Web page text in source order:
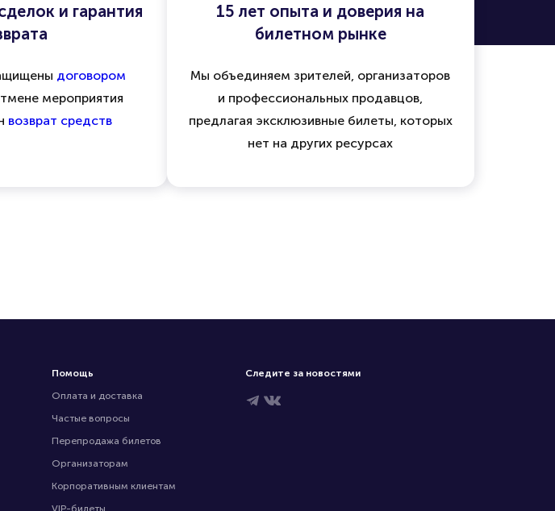
и гарантия
договором
мероприятия
возврат средств
15 лет опыта и доверия на
билетном рынке
Мы объединяем зрителей, организаторов
и профессиональных продавцов,
предлагая эксклюзивные билеты, которых
нет на других ресурсах
Помощь
Оплата и доставка
Частые вопросы
Перепродажа билетов
Организаторам
Корпоративным клиентам
VIP-билеты
Следите за новостями